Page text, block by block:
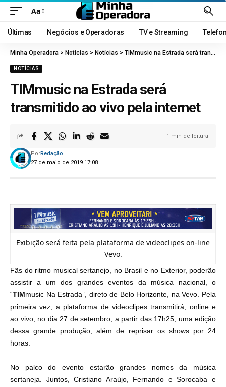
Aa
Últimas Negócios e Operadoras TV e Streaming
Minha Operadora > Notícias > Notícias > TIMmusic na Estrada será transmitido ao vivo pela internet
NOTÍCIAS
TIMmusic na Estrada será
transmitido ao vivo pela internet
27 de maio de 2019 17:08
PorRedação
1 min de leitura
Exibição será feita pela plataforma de videoclipes on-line
Vevo.
Fãs do ritmo musical sertanejo, no Brasil e no Exterior, poderão
assistir a um dos grandes eventos da música nacional, o
“TIMmusic Na Estrada”, direto de Belo Horizonte, na Vevo. Pela
primeira vez, a plataforma de videoclipes transmitirá, online e
ao vivo, no dia 27 de setembro, a partir das 17h25, uma edição
dessa grande produção, além de reprisar os shows por 24
horas.
No palco do evento estarão grandes nomes da música
sertaneja. Juntos, Cristiano Araújo, Fernando e Sorocaba e